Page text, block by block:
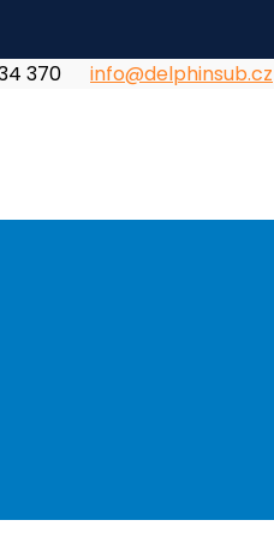
370 info@delphinsub.cz